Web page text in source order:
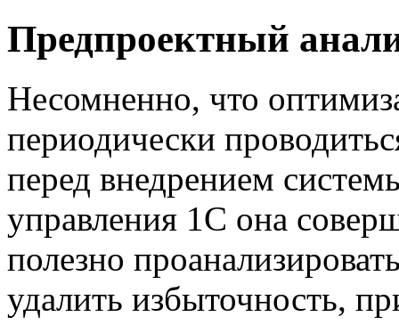
Предпроектный
Несомненно, что
периодически
перед внедрением
управления 1С она
полезно
удалить избыточность,